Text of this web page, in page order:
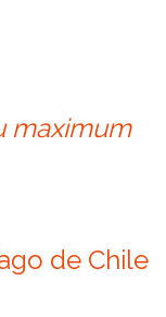
maximum
de Chile